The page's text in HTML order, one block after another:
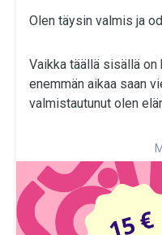
Olen täysin valmis ja
Vaikka täällä sisällä on
enemmän aikaa saan
valmistautunut olen